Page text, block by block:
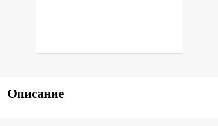
Описание